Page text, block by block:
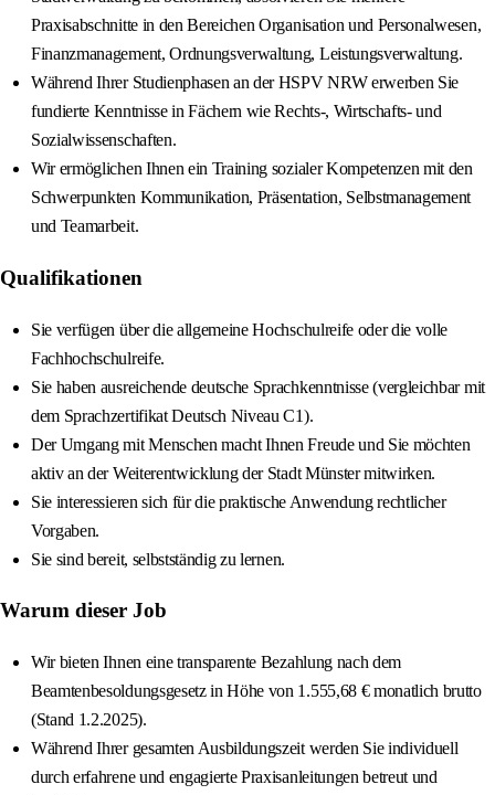
Praxisabschnitte in den Bereichen Organisation und Personalwesen,
Finanzmanagement, Ordnungsverwaltung, Leistungsverwaltung.
Während Ihrer Studienphasen an der HSPV NRW erwerben Sie
fundierte Kenntnisse in Fächern wie Rechts-, Wirtschafts- und
Sozialwissenschaften.
Wir ermöglichen Ihnen ein Training sozialer Kompetenzen mit den
Schwerpunkten Kommunikation, Präsentation, Selbstmanagement
und Teamarbeit.
Qualifikationen
Sie verfügen über die allgemeine Hochschulreife oder die volle
Fachhochschulreife.
Sie haben ausreichende deutsche Sprachkenntnisse (vergleichbar mit
dem Sprachzertifikat Deutsch Niveau C1).
Der Umgang mit Menschen macht Ihnen Freude und Sie möchten
aktiv an der Weiterentwicklung der Stadt Münster mitwirken.
Sie interessieren sich für die praktische Anwendung rechtlicher
Vorgaben.
Sie sind bereit, selbstständig zu lernen.
Warum dieser Job
Wir bieten Ihnen eine transparente Bezahlung nach dem
Beamtenbesoldungsgesetz in Höhe von 1.555,68 € monatlich brutto
(Stand 1.2.2025).
Während Ihrer gesamten Ausbildungszeit werden Sie individuell
durch erfahrene und engagierte Praxisanleitungen betreut und